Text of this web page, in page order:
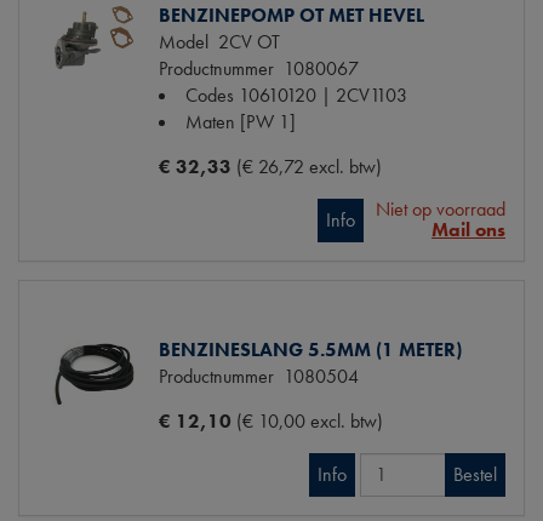
BENZINEPOMP OT MET HEVEL
Model 2CV OT
Productnummer 1080067
Codes 10610120 | 2CV1103
Maten [PW 1]
€ 32,33 (€ 26,72 excl. btw)
Info
Niet op voorraad
Mail ons
BENZINESLANG 5.5MM (1 METER)
Productnummer 1080504
€ 12,10 (€ 10,00 excl. btw)
Info Bestel